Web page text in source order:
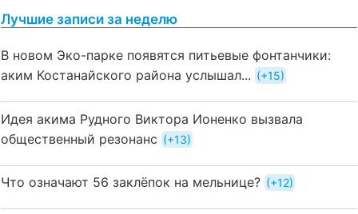
Лучшие записи за неделю
В новом Эко-парке появятся питьевые фонтанчики:
аким Костанайского района услышал...
+15
Идея акима Рудного Виктора Ионенко вызвала
общественный резонанс
+13
Что означают 56 заклёпок на мельнице? +12